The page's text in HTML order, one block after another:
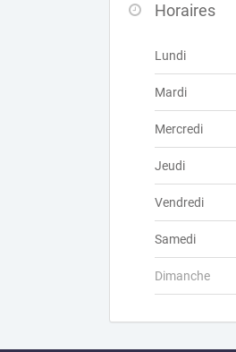
Horaires
Lundi
Mardi
Mercredi
Jeudi
Vendredi
Samedi
Dimanche